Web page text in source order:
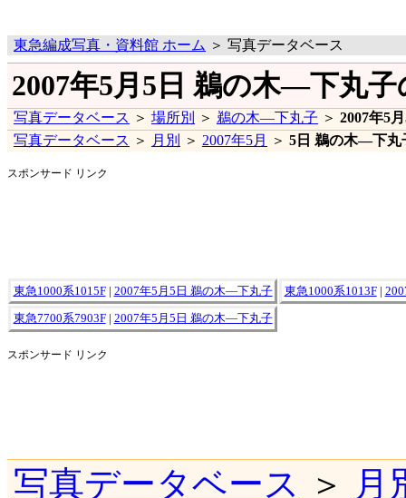
東急編成写真・資料館 ホーム ＞ 写真データベース
2007年5月5日 鵜の木―下丸子
写真データベース ＞ 場所別 ＞ 鵜の木―下丸子 ＞ 2007年5
写真データベース ＞ 月別 ＞ 2007年5月 ＞ 5日 鵜の木―下丸
スポンサード リンク
東急1000系1015F| 2007年5月5日 鵜の木―下丸子 東急1000系1013F|
東急7700系7903F| 2007年5月5日 鵜の木―下丸子
スポンサード リンク
写真データベース ＞
月